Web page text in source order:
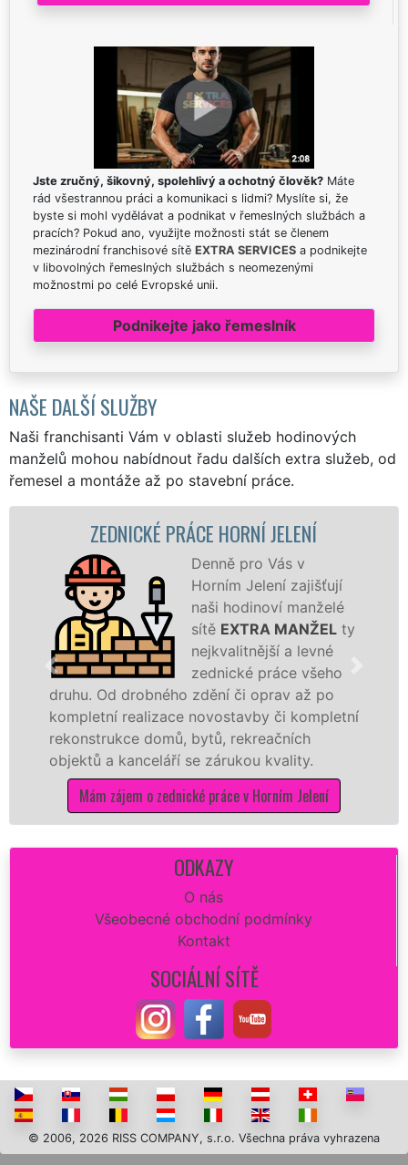
Jste zručný, šikovný, spolehlivý a ochotný člověk? Máte
rád všestrannou práci a komunikaci s lidmi? Myslíte si, že
byste si mohl vydělávat a podnikat v řemeslných službách a
pracích? Pokud ano, využijte možnosti stát se členem
mezinárodní franchisové sítě EXTRA SERVICES a podnikejte
v libovolných řemeslných službách s neomezenými
možnostmi po celé Evropské unii.
Podnikejte jako řemeslník
NAŠE DALŠÍ SLUŽBY
Naši franchisanti Vám v oblasti služeb hodinových
manželů mohou nabídnout řadu dalších extra služeb, od
řemesel a montáže až po stavební práce.
PRÁCE HORNÍ JELENÍ
Denně pro Vás v
Horním Jelení zajišťují
naši hodinoví manželé
sítěEXTRA MANŽELty
nejkvalitnější a levné
zednické práce všeho
zdění či oprav až po
novostavby či kompletní
domů, bytů, rekreačních
se zárukou kvality.
o zednické práce v Horním Jelení
rekonstrukci
dokonale
ODKAZY
O nás
Všeobecné obchodní podmínky
Kontakt
SOCIÁLNÍ SÍTĚ
© 2006, 2026 RISS COMPANY, s.r.o. Všechna práva vyhrazena